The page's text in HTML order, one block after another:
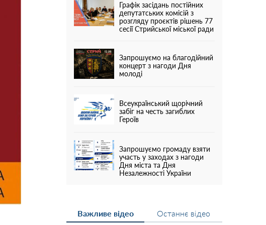
Графік засідань постійних
депутатських комісій з
розгляду проєктів рішень 77
сесії Стрийської міської ради
Запрошуємо на благодійний
концерт з нагоди Дня
молоді
Всеукраїнський щорічний
забіг на честь загиблих
Героїв
Запрошуємо громаду взяти
участь у заходах з нагоди
Дня міста та Дня
Незалежності України
Важливе відео Останнє відео